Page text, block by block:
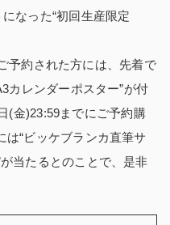
なった“初回生産限定
予約された方には、先着で
カレンダーポスター”が付
(金)23:59までにご予約購
は“ビッケブランカ直筆サ
当たるとのことで、是非